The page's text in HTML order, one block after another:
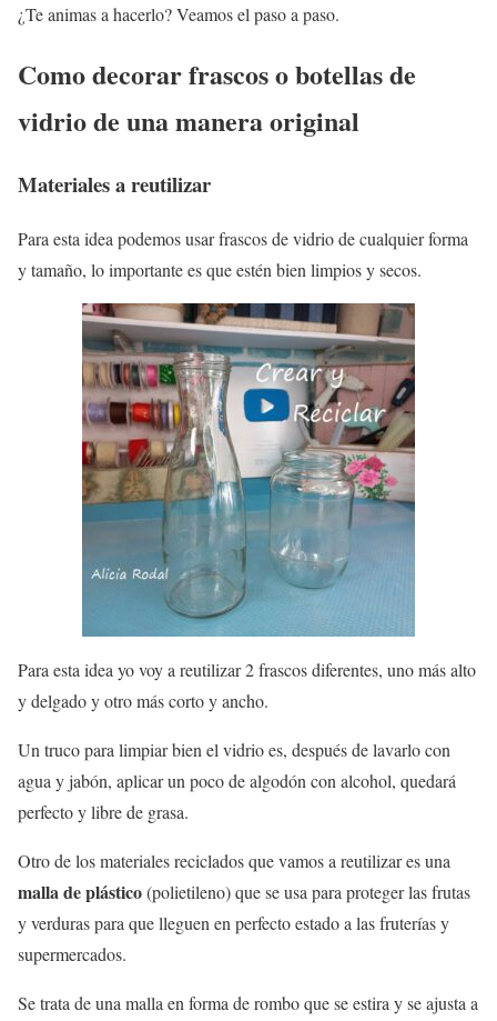
¿Te animas a hacerlo? Veamos el paso a paso.
Como decorar frascos o botellas de
vidrio de una manera original
Materiales a reutilizar
Para esta idea podemos usar frascos de vidrio de cualquier forma
y tamaño, lo importante es que estén bien limpios y secos.
Para esta idea yo voy a reutilizar 2 frascos diferentes, uno más alto
y delgado y otro más corto y ancho.
Un truco para limpiar bien el vidrio es, después de lavarlo con
agua y jabón, aplicar un poco de algodón con alcohol, quedará
perfecto y libre de grasa.
Otro de los materiales reciclados que vamos a reutilizar es una
malla de plástico(polietileno) que se usa para proteger las frutas
y verduras para que lleguen en perfecto estado a las fruterías y
supermercados.
Se trata de una malla en forma de rombo que se estira y se ajusta a